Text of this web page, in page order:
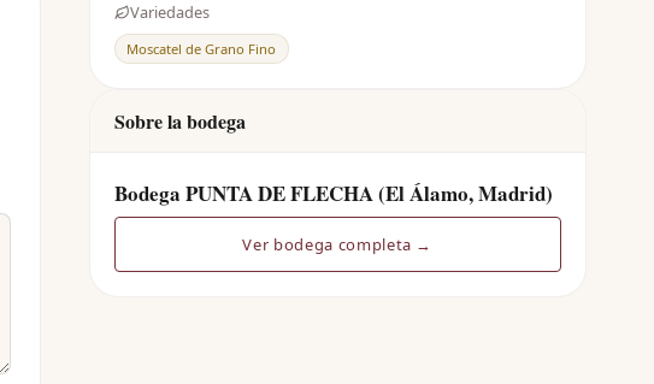
Variedades
Moscatel de Grano Fino
Sobre la bodega
Bodega PUNTA DE FLECHA (El Álamo, Madrid)
Ver bodega completa →